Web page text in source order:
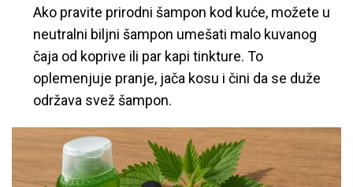
Ako pravite prirodni šampon kod kuće, možete u
neutralni biljni šampon umešati malo kuvanog
čaja od koprive ili par kapi tinkture. To
oplemenjuje pranje, jača kosu i čini da se duže
održava svež šampon.